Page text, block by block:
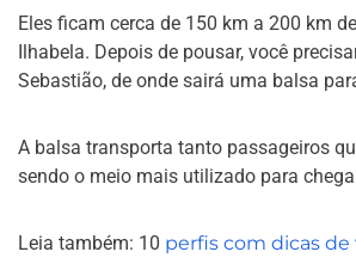
Eles ficam cerca de 150 km a 200 km
Ilhabela. Depois de pousar, você
Sebastião, de onde sairá uma balsa
A balsa transporta tanto passageiros
sendo o meio mais utilizado para
Leia também: 10 perfis com dicas de